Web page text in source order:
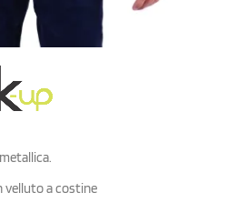
velluto a costine